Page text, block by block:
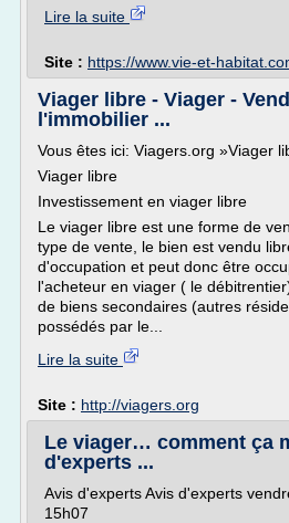
Lire la suite
Site : https://www.vie-et-
Viager libre - Viager -
l'immobilier ...
Vous êtes ici: Viagers.org »Viager
Viager libre
Investissement en viager libre
Le viager libre est une forme de
type de vente, le bien est vendu
d'occupation et peut donc être
l'acheteur en viager ( le
de biens secondaires (autres
possédés par le...
Lire la suite
Site : http://viagers.org
Le viager… comment ça
d'experts ...
Avis d'experts Avis d'experts
15h07